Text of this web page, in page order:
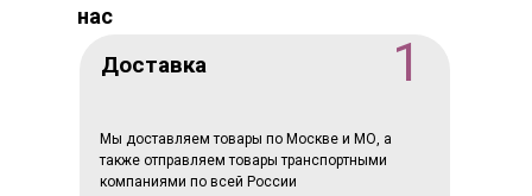
нас
1
Доставка
Мы доставляем товары по Москве и МО, а
также отправляем товары транспортными
компаниями по всей России